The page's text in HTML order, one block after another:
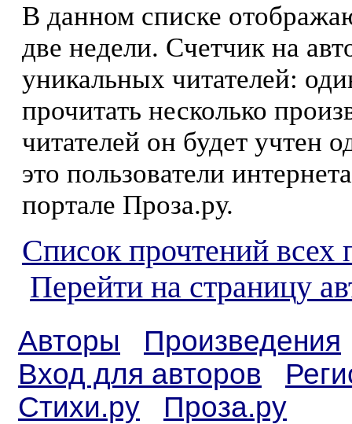
В данном списке
две недели. Счетчик на
уникальных читателей:
прочитать несколько
читателей он будет учтен
это пользователи
портале Проза.ру.
Список прочтений всех
Перейти на страницу
Авторы
Произведения
Вход для авторов
Стихи.ру
Проза.ру